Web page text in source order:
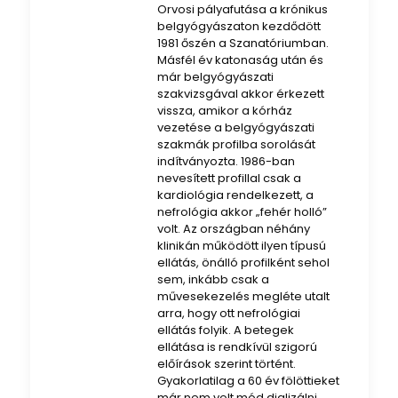
Orvosi pályafutása a krónikus
belgyógyászaton kezdődött
1981 őszén a Szanatóriumban.
Másfél év katonaság után és
már belgyógyászati
szakvizsgával akkor érkezett
vissza, amikor a kórház
vezetése a belgyógyászati
szakmák profilba sorolását
indítványozta. 1986-ban
nevesített profillal csak a
kardiológia rendelkezett, a
nefrológia akkor „fehér holló”
volt. Az országban néhány
klinikán működött ilyen típusú
ellátás, önálló profilként sehol
sem, inkább csak a
művesekezelés megléte utalt
arra, hogy ott nefrológiai
ellátás folyik. A betegek
ellátása is rendkívül szigorú
előírások szerint történt.
Gyakorlatilag a 60 év fölöttieket